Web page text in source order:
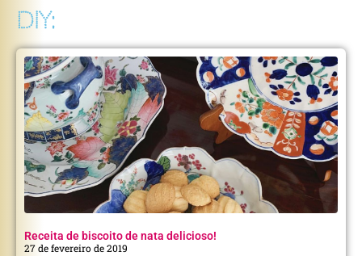
DIY:
Receita de biscoito de nata delicioso!
27 de fevereiro de 2019